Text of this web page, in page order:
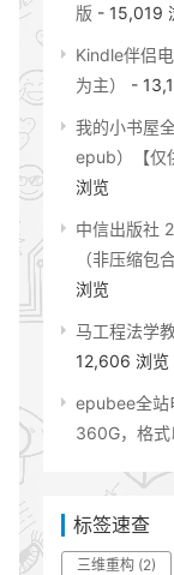
版 - 15,019
Kindle伴侣
为主）
-
我的小书屋
epub）【仅
浏览
中信出版社
（非压缩包
浏览
马工程法学
12,606 浏览
epubee全站
360G，格式
标签速查
三维重构 (2)